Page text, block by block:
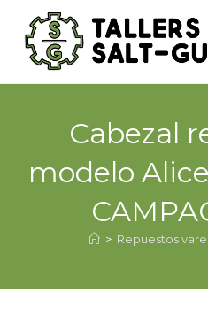
Cabezal
modelo
> Repuestos